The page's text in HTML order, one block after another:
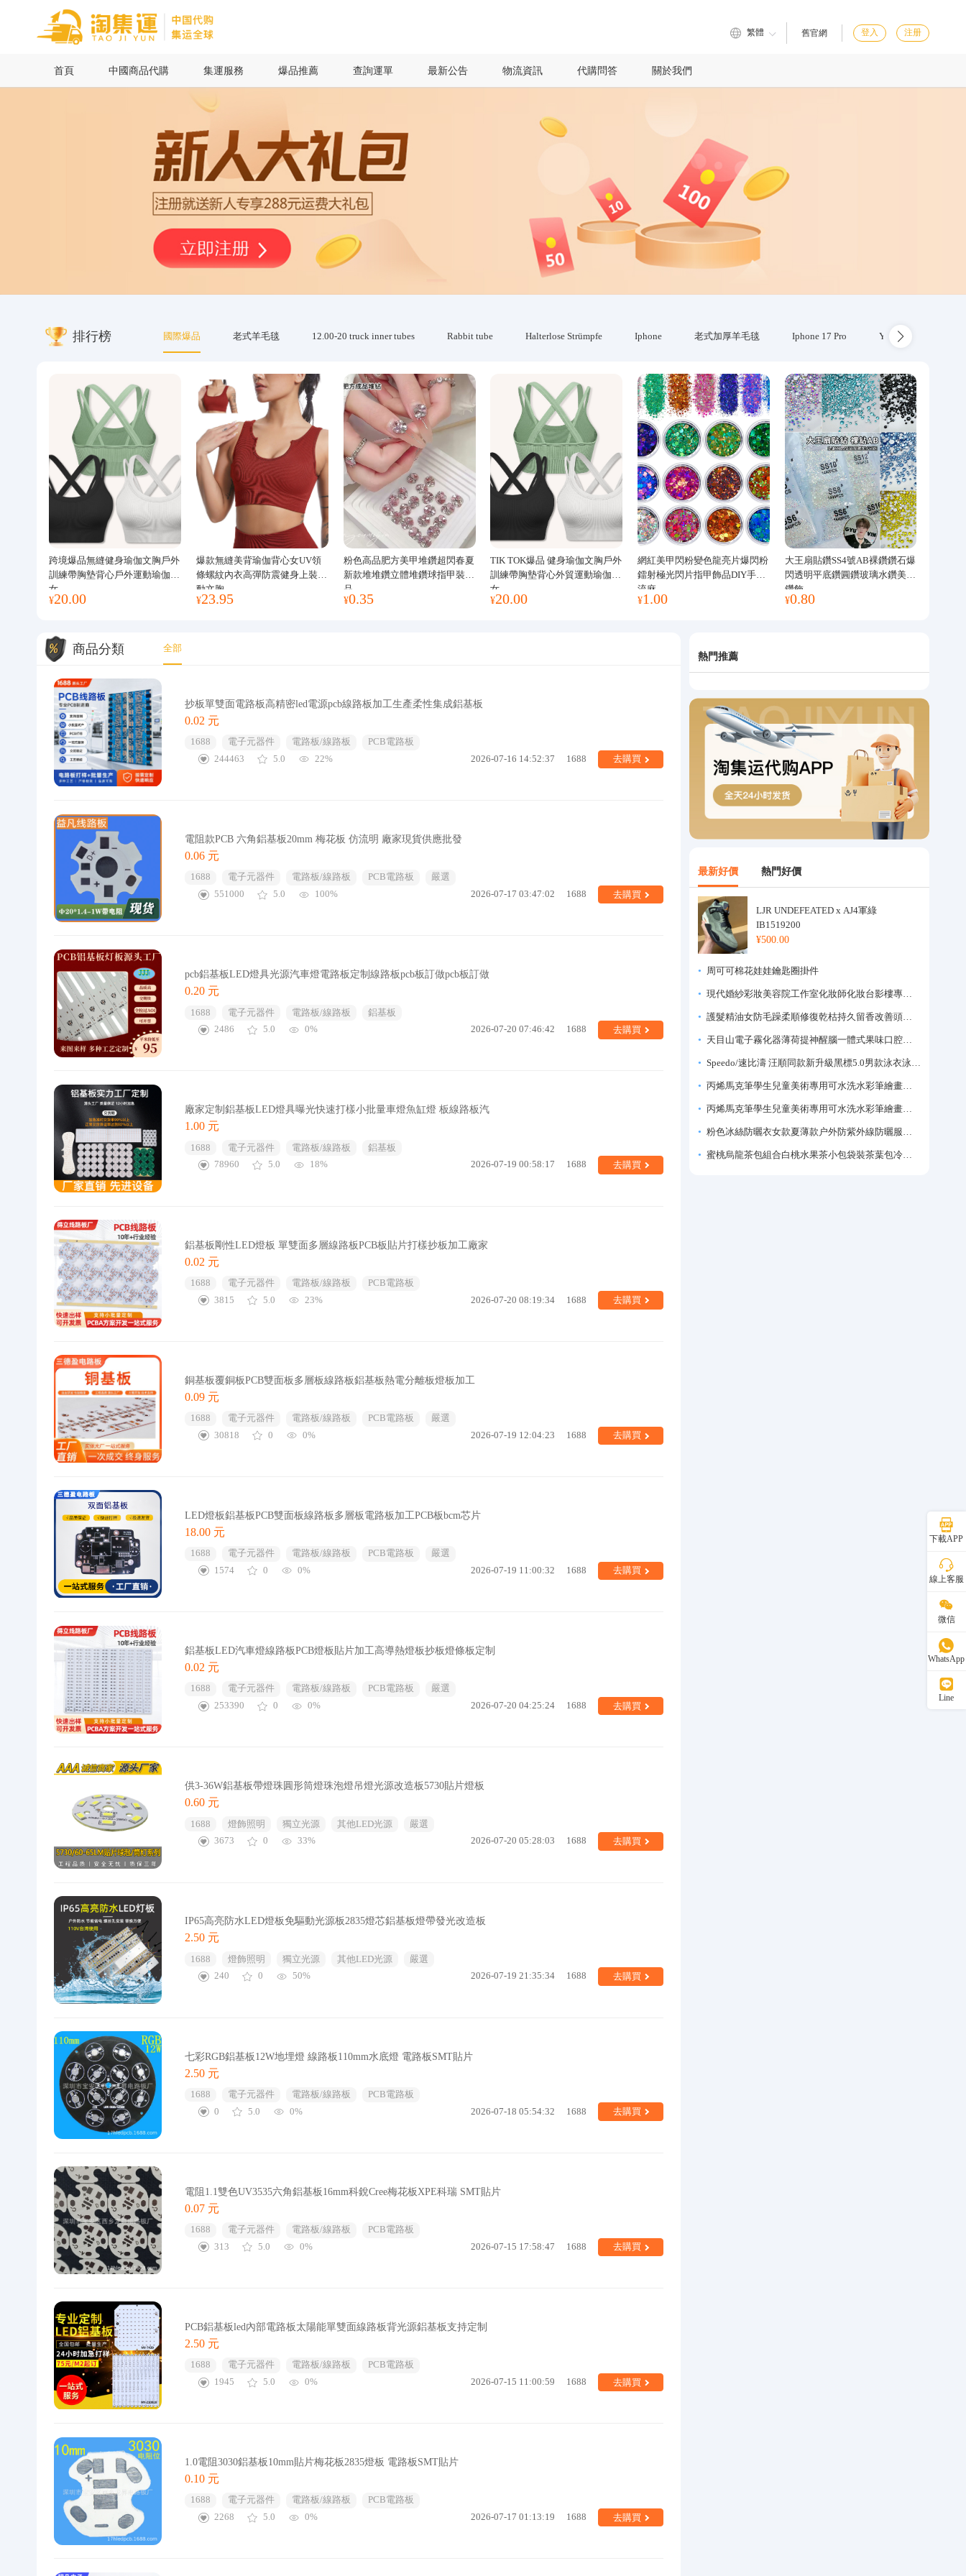
繁體 舊官網 登入 注册
首頁 中國商品代購 集運服務 爆品推薦 查詢運單 最新公告 物流資訊 代購問答 關於我們
排行榜 國際爆品 老式羊毛毯 12.00-20 truck inner tubes Rabbit tube Halterlose Strümpfe Iphone 老式加厚羊毛毯 Iphone 17 Pro Yubikey
跨境爆品無縫健身瑜伽文胸戶外
訓練帶胸墊背心戶外運動瑜伽服
女
¥20.00
爆款無縫美背瑜伽背心女UV領
條螺紋內衣高彈防震健身上裝運
動文胸
¥23.95
粉色高品肥方美甲堆鑽超閃春夏
新款堆堆鑽立體堆鑽球指甲裝飾
品
¥0.35
TIK TOK爆品 健身瑜伽文胸戶外
訓練帶胸墊背心外貿運動瑜伽服
女
¥20.00
網紅美甲閃粉變色龍亮片爆閃粉
鐳射極光閃片指甲飾品DIY手工
流麻
¥1.00
大王扇貼鑽SS4號AB裸鑽鑽石爆
閃透明平底鑽圓鑽玻璃水鑽美甲
鑽飾
¥0.80
商品分類 全部
抄板單雙面電路板高精密led電源pcb線路板加工生產柔性集成鋁基板
0.02 元
1688 電子元器件 電路板/線路板
PCB電路板
244463
5.0 22% 2026-07-16 14:52:37 1688 去購買
電阻款PCB 六角鋁基板20mm 梅花板 仿流明 廠家現貨供應批發
0.06 元
1688 電子元器件 電路板/線路板 PCB電路板
嚴選
551000
5.0 100% 2026-07-17 03:47:02 1688 去購買
pcb鋁基板LED燈具光源汽車燈電路板定制線路板pcb板訂做pcb板訂做
0.20 元
1688 電子元器件 電路板/線路板
鋁基板
2486
5.0 0% 2026-07-20 07:46:42 1688 去購買
廠家定制鋁基板LED燈具曝光快速打樣小批量車燈魚缸燈 板線路板汽
1.00 元
1688 電子元器件 電路板/線路板
鋁基板
78960
5.0 18% 2026-07-19 00:58:17 1688 去購買
鋁基板剛性LED燈板 單雙面多層線路板PCB板貼片打樣抄板加工廠家
0.02 元
1688 電子元器件 電路板/線路板
PCB電路板
3815
5.0 23% 2026-07-20 08:19:34 1688 去購買
銅基板覆銅板PCB雙面板多層板線路板鋁基板熱電分離板燈板加工
0.09 元
1688 電子元器件 電路板/線路板 PCB電路板
嚴選
30818
0 0% 2026-07-19 12:04:23 1688 去購買
LED燈板鋁基板PCB雙面板線路板多層板電路板加工PCB板bcm芯片
18.00 元
1688 電子元器件 電路板/線路板 PCB電路板
嚴選
1574
0 0% 2026-07-19 11:00:32 1688 去購買
鋁基板LED汽車燈線路板PCB燈板貼片加工高導熱燈板抄板燈條板定制
0.02 元
1688 電子元器件 電路板/線路板 PCB電路板
嚴選
253390
0 0% 2026-07-20 04:25:24 1688 去購買
供3-36W鋁基板帶燈珠圓形筒燈珠泡燈吊燈光源改造板5730貼片燈板
0.60 元
1688 燈飾照明 獨立光源 其他LED光源
嚴選
3673
0 33% 2026-07-20 05:28:03 1688 去購買
IP65高亮防水LED燈板免驅動光源板2835燈芯鋁基板燈帶發光改造板
2.50 元
1688 燈飾照明 獨立光源 其他LED光源
嚴選
240
0 50% 2026-07-19 21:35:34 1688 去購買
七彩RGB鋁基板12W地埋燈 線路板110mm水底燈 電路板SMT貼片
2.50 元
1688 電子元器件 電路板/線路板
PCB電路板
0
5.0 0% 2026-07-18 05:54:32 1688 去購買
電阻1.1雙色UV3535六角鋁基板16mm科銳Cree梅花板XPE科瑞 SMT貼片
0.07 元
1688 電子元器件 電路板/線路板
PCB電路板
313
5.0 0% 2026-07-15 17:58:47 1688 去購買
PCB鋁基板led內部電路板太陽能單雙面線路板背光源鋁基板支持定制
2.50 元
1688 電子元器件 電路板/線路板
PCB電路板
1945
5.0 0% 2026-07-15 11:00:59 1688 去購買
1.0電阻3030鋁基板10mm貼片梅花板2835燈板 電路板SMT貼片
0.10 元
1688 電子元器件 電路板/線路板
PCB電路板
2268
5.0 0% 2026-07-17 01:13:19 1688 去購買
熱門推薦
最新好價 熱門好價
LJR UNDEFEATED x AJ4軍綠
IB1519200
¥500.00
周可可棉花娃娃鑰匙圈掛件
現代婚紗彩妝美容院工作室化妝師化妝台影樓專業化妝師專用梳妝台
護髮精油女防毛躁柔順修復乾枯持久留香改善頭髮毛躁柔順劑神器
天目山電子霧化器薄荷提神醒腦一體式果味口腔噴霧吸入式戒煙神器
Speedo/速比濤 汪順同款新升級黑標5.0男款泳衣泳褲溫泉游泳套裝
丙烯馬克筆學生兒童美術專用可水洗水彩筆繪畫彩色塗鴉畫筆不透色可疊色防水手繪diy丙烯顏料筆水性填色筆
丙烯馬克筆學生兒童美術專用可水洗水彩筆繪畫彩色塗鴉畫筆不透色可疊色防水手繪diy丙烯顏料筆水性填色筆
粉色冰絲防曬衣女款夏薄款户外防紫外線防曬服修身緊身短外套上衣
蜜桃烏龍茶包組合白桃水果茶小包袋裝茶葉包冷泡茶泡水喝的東西
下載APP
線上客服
微信
WhatsApp
Line